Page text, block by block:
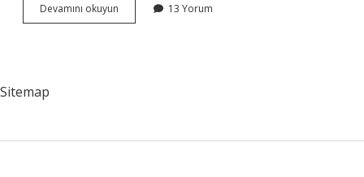
Devamını okuyun
Balığı
13 Yorum
Sitemap